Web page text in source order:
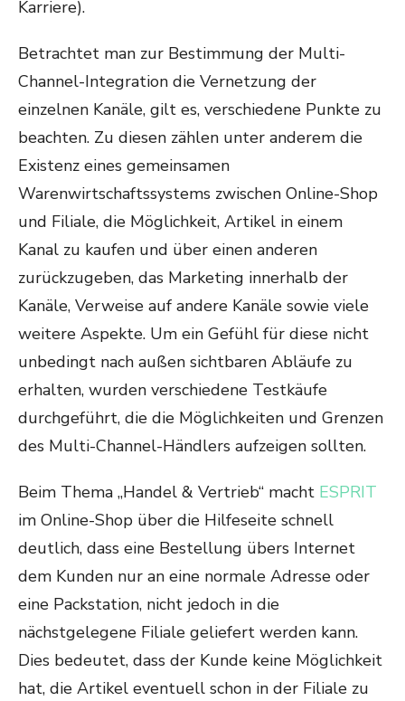
Karriere).
Betrachtet man zur Bestimmung der Multi-
Channel-Integration die Vernetzung der
einzelnen Kanäle, gilt es, verschiedene Punkte zu
beachten. Zu diesen zählen unter anderem die
Existenz eines gemeinsamen
Warenwirtschaftssystems zwischen Online-Shop
und Filiale, die Möglichkeit, Artikel in einem
Kanal zu kaufen und über einen anderen
zurückzugeben, das Marketing innerhalb der
Kanäle, Verweise auf andere Kanäle sowie viele
weitere Aspekte. Um ein Gefühl für diese nicht
unbedingt nach außen sichtbaren Abläufe zu
erhalten, wurden verschiedene Testkäufe
durchgeführt, die die Möglichkeiten und Grenzen
des Multi-Channel-Händlers aufzeigen sollten.
Beim Thema „Handel & Vertrieb“ macht ESPRIT
im Online-Shop über die Hilfeseite schnell
deutlich, dass eine Bestellung übers Internet
dem Kunden nur an eine normale Adresse oder
eine Packstation, nicht jedoch in die
nächstgelegene Filiale geliefert werden kann.
Dies bedeutet, dass der Kunde keine Möglichkeit
hat, die Artikel eventuell schon in der Filiale zu